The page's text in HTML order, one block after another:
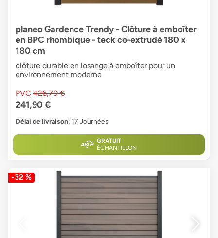
planeo Gardence Trendy - Clôture à emboîter
en BPC rhombique - teck co-extrudé 180 x
180 cm
clôture durable en losange à emboîter pour un
environnement moderne
PVC 426,70 €
241,90 €
Délai de livraison: 17 Journées
GRATUIT
ÉCHANTILLON
-32 %